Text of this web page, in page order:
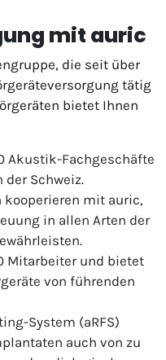
mit auric
die seit über
tätig
bietet Ihnen
Akustik-Fachgeschäfte
der Schweiz.
kooperieren mit auric,
in allen Arten der
Mitarbeiter und bietet
von führenden
System (aRFS)
auch von zu